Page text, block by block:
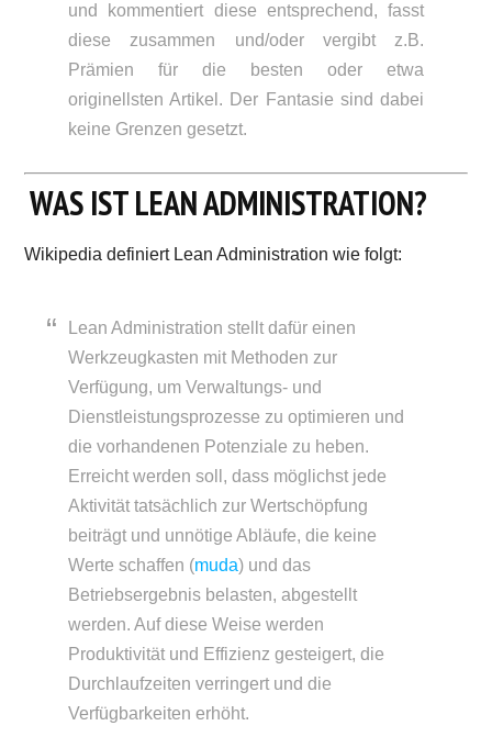
und kommentiert diese entsprechend, fasst
diese zusammen und/oder vergibt z.B.
Prämien für die besten oder etwa
originellsten Artikel. Der Fantasie sind dabei
keine Grenzen gesetzt.
WAS IST LEAN ADMINISTRATION?
Wikipedia definiert Lean Administration wie folgt:
Lean Administration stellt dafür einen
Werkzeugkasten mit Methoden zur
Verfügung, um Verwaltungs- und
Dienstleistungsprozesse zu optimieren und
die vorhandenen Potenziale zu heben.
Erreicht werden soll, dass möglichst jede
Aktivität tatsächlich zur Wertschöpfung
beiträgt und unnötige Abläufe, die keine
Werte schaffen (muda) und das
Betriebsergebnis belasten, abgestellt
werden. Auf diese Weise werden
Produktivität und Effizienz gesteigert, die
Durchlaufzeiten verringert und die
Verfügbarkeiten erhöht.